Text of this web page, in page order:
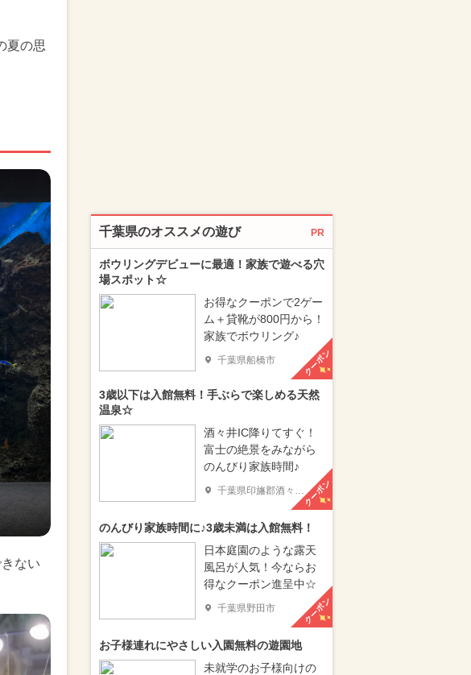
夏の思
ない
千葉県のオススメの遊び PR
ボウリングデビューに最適！家族で遊べる穴
場スポット☆
お得なクーポンで2ゲー
ム＋貸靴が800円から！
家族でボウリング♪
千葉県船橋市 クーポン
3歳以下は入館無料！手ぶらで楽しめる天然
温泉☆
酒々井IC降りてすぐ！
富士の絶景をみながら
のんびり家族時間♪
千葉県印旛郡酒々井町 クーポン
のんびり家族時間に♪3歳未満は入館無料！
日本庭園のような露天
風呂が人気！今ならお
得なクーポン進呈中☆
千葉県野田市 クーポン
お子様連れにやさしい入園無料の遊園地
未就学のお子様向けの